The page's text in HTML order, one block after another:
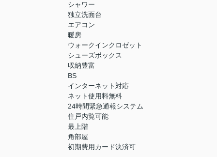
シャワー
独立洗面台
エアコン
暖房
ウォークインクロゼット
シューズボックス
収納豊富
BS
インターネット対応
ネット使用料無料
24時間緊急通報システム
住戸内覧可能
最上階
角部屋
初期費用カード決済可